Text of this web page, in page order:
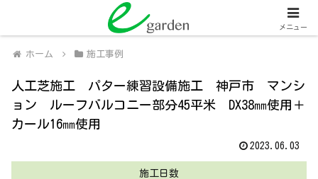
人工芝販売・施工、外壁塗装・施工
ホーム 施工事例
人工芝施工 パター練習設備施工 神戸市 マンシ
ョン ルーフバルコニー部分45平米 DX38㎜使用＋
カール16㎜使用
2023.06.03
施工日数
メニュー